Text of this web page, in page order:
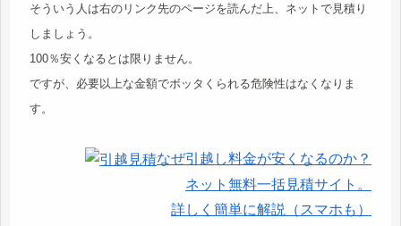
そういう人は右のリンク先のページを読んだ上、ネットで見積り
しましょう。
100％安くなるとは限りません。
ですが、必要以上な金額でボッタくられる危険性はなくなりま
す。
なぜ引越し料金が安くなるのか？
ネット無料一括見積サイト。
詳しく簡単に解説（スマホも）